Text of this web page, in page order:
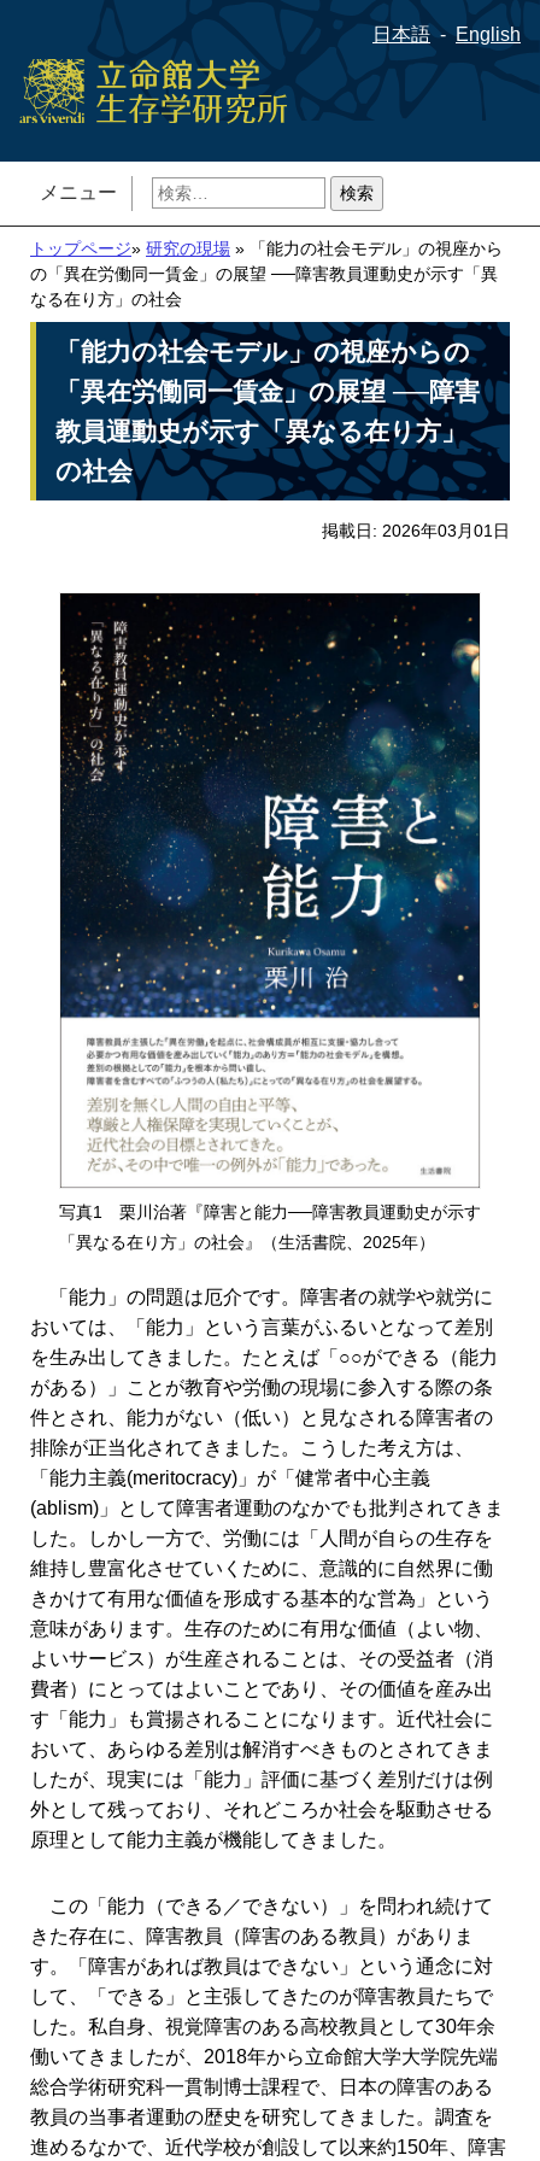
日本語 English
メニュー
検
索:
トップページ» 研究の現場 » 「能力の社会モデル」の視座から
の「異在労働同一賃金」の展望 ──障害教員運動史が示す「異
なる在り方」の社会
「能力の社会モデル」の視座からの
「異在労働同一賃金」の展望 ──障害
教員運動史が示す「異なる在り方」
の社会
掲載日: 2026年03月01日
写真1 栗川治著『障害と能力──障害教員運動史が示す
「異なる在り方」の社会』（生活書院、2025年）
「能力」の問題は厄介です。障害者の就学や就労に
おいては、「能力」という言葉がふるいとなって差別
を生み出してきました。たとえば「○○ができる（能力
がある）」ことが教育や労働の現場に参入する際の条
件とされ、能力がない（低い）と見なされる障害者の
排除が正当化されてきました。こうした考え方は、
「能力主義(meritocracy)」が「健常者中心主義
(ablism)」として障害者運動のなかでも批判されてきま
した。しかし一方で、労働には「人間が自らの生存を
維持し豊富化させていくために、意識的に自然界に働
きかけて有用な価値を形成する基本的な営為」という
意味があります。生存のために有用な価値（よい物、
よいサービス）が生産されることは、その受益者（消
費者）にとってはよいことであり、その価値を産み出
す「能力」も賞揚されることになります。近代社会に
おいて、あらゆる差別は解消すべきものとされてきま
したが、現実には「能力」評価に基づく差別だけは例
外として残っており、それどころか社会を駆動させる
原理として能力主義が機能してきました。
この「能力（できる／できない）」を問われ続けて
きた存在に、障害教員（障害のある教員）がありま
す。「障害があれば教員はできない」という通念に対
して、「できる」と主張してきたのが障害教員たちで
した。私自身、視覚障害のある高校教員として30年余
働いてきましたが、2018年から立命館大学大学院先端
総合学術研究科一貫制博士課程で、日本の障害のある
教員の当事者運動の歴史を研究してきました。調査を
進めるなかで、近代学校が創設して以来約150年、障害